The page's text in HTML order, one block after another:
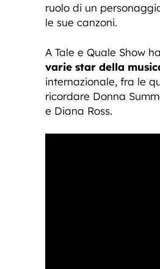
ruolo di un
le sue canzoni.
A Tale e Quale Show
varie star della
internazionale, fra le
ricordare Donna
e Diana Ross.